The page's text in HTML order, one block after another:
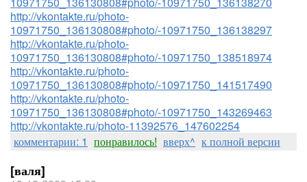
http://vkontakte.ru/photo-
10971750_136130808#photo/-10971750_136138297
http://vkontakte.ru/photo-
10971750_136130808#photo/-10971750_138518974
http://vkontakte.ru/photo-
10971750_136130808#photo/-10971750_141517490
http://vkontakte.ru/photo-
10971750_136130808#photo/-10971750_143269463
http://vkontakte.ru/photo-11392576_147602254
комментарии: 1 понравилось! вверх^ к полной версии
[валя]